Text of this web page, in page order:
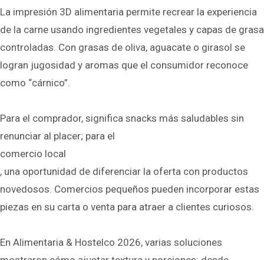
La impresión 3D alimentaria permite recrear la experiencia
de la carne usando ingredientes vegetales y capas de grasa
controladas. Con grasas de oliva, aguacate o girasol se
logran jugosidad y aromas que el consumidor reconoce
como “cárnico”.
Para el comprador, significa snacks más saludables sin
renunciar al placer; para el
comercio local
, una oportunidad de diferenciar la oferta con productos
novedosos. Comercios pequeños pueden incorporar estas
piezas en su carta o venta para atraer a clientes curiosos.
En Alimentaria & Hostelco 2026, varias soluciones